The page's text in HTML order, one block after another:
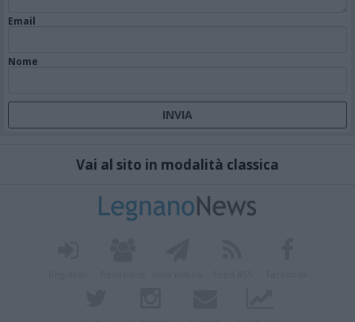
Email
Nome
Vai al sito in modalità classica